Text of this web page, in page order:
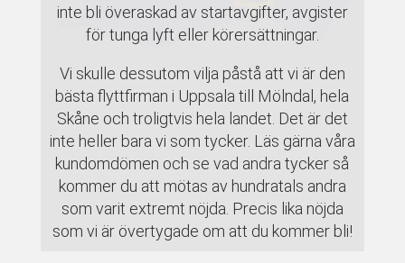
inte bli överaskad av startavgifter, avgister
för tunga lyft eller körersättningar.
Vi skulle dessutom vilja påstå att vi är den
bästa flyttfirman i Uppsala till Mölndal, hela
Skåne och troligtvis hela landet. Det är det
inte heller bara vi som tycker. Läs gärna våra
kundomdömen och se vad andra tycker så
kommer du att mötas av hundratals andra
som varit extremt nöjda. Precis lika nöjda
som vi är övertygade om att du kommer bli!